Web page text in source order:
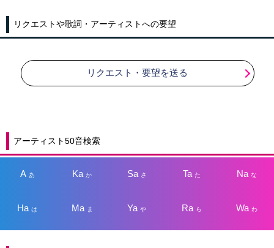
リクエストや歌詞・アーティストへの要望
リクエスト・要望を送る
アーティスト50音検索
A あ Kaか Sa さ Taた Na な
Haは Ma ま Yaや Ra ら Wa わ